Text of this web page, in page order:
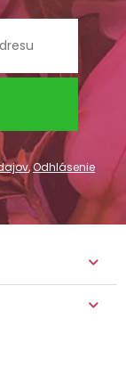
,Odhlásenie